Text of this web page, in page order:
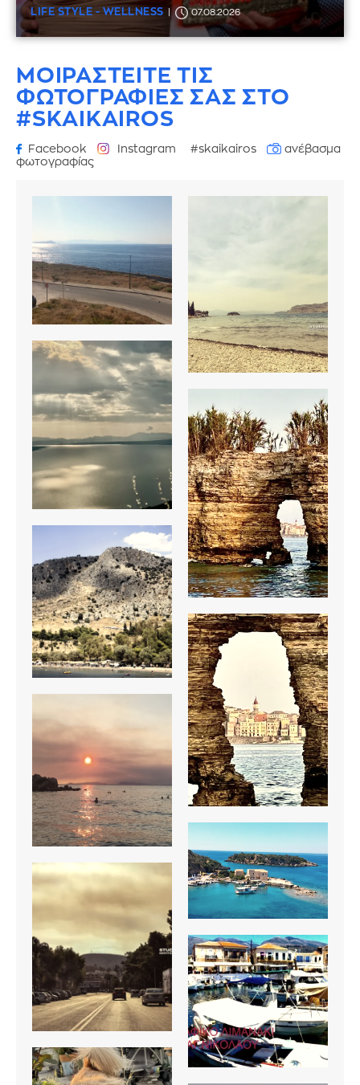
LIFE STYLE - WELLNESS 07.08.2026
ΜΟΙΡΑΣΤΕΙΤΕ ΤΙΣ
ΦΩΤΟΓΡΑΦΙΕΣ ΣΑΣ ΣΤΟ
#SKAIKAIROS
Facebook Instagram #skaikairos
ανέβασμα
φωτογραφίας